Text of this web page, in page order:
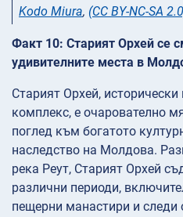
Kodo Miura, (CC BY-NC-SA
Факт 10: Старият Орхей се
удивителните места в
Старият Орхей, исторически
комплекс, е очарователно
поглед към богатото
наследство на Молдова.
река Реут, Старият Орхей
различни периоди,
пещерни манастири и следи